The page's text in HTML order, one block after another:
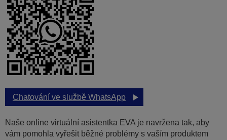
Chatování ve službě WhatsApp
Naše online virtuální asistentka EVA je navržena tak, aby
vám pomohla vyřešit běžné problémy s vaším produktem